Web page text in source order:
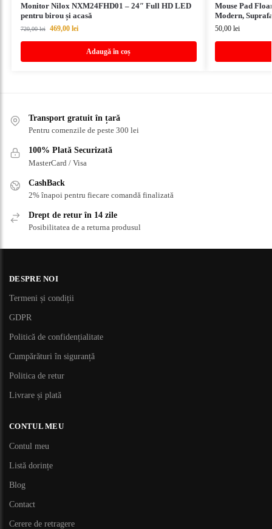
Monitor Nilox NXM24FHD01 – 24″ Full HD LED
pentru birou și acasă
720,00lei 469,00 lei
Adaugă în coș
Mouse Pad
Modern,
50,00 lei
Transport gratuit în țară
Pentru comenzile de peste 300 lei
100% Plată Securizată
MasterCard / Visa
CashBack
2% înapoi pentru fiecare comandă finalizată
Drept de retur în 14 zile
Posibilitatea de a returna produsul
DESPRE NOI
Termeni și condiții
GDPR
Politică de confidențialitate
Cumpărături în siguranță
Politica de retur
Livrare și plată
CONTUL MEU
Contul meu
Listă dorințe
Blog
Contact
Cerere de retragere